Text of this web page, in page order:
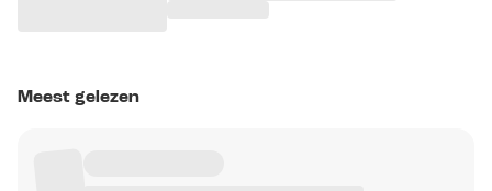
Meest gelezen